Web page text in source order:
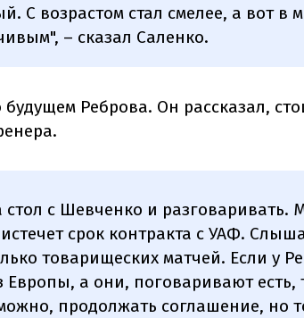
С возрастом стал смелее, а вот в
– сказал Саленко.
Реброва. Он рассказал,
стол с Шевченко и разговаривать.
срок контракта с УАФ.
товарищеских матчей. Если у
Европы, а они, поговаривают есть,
продолжать соглашение, но